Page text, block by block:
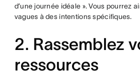
d’une journée idéale ». Vous pourrez
vagues à des intentions spécifiques.
2. Rassemblez
ressources